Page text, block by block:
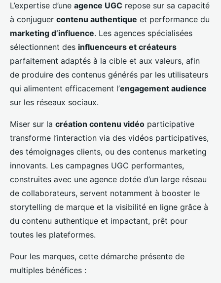
L’expertise d’une agence UGC repose sur sa capacité
à conjuguer contenu authentique et performance du
marketing d’influence. Les agences spécialisées
sélectionnent des influenceurs et créateurs
parfaitement adaptés à la cible et aux valeurs, afin
de produire des contenus générés par les utilisateurs
qui alimentent efficacement l’engagement audience
sur les réseaux sociaux.
Miser sur la création contenu vidéo participative
transforme l’interaction via des vidéos participatives,
des témoignages clients, ou des contenus marketing
innovants. Les campagnes UGC performantes,
construites avec une agence dotée d’un large réseau
de collaborateurs, servent notamment à booster le
storytelling de marque et la visibilité en ligne grâce à
du contenu authentique et impactant, prêt pour
toutes les plateformes.
Pour les marques, cette démarche présente de
multiples bénéfices :